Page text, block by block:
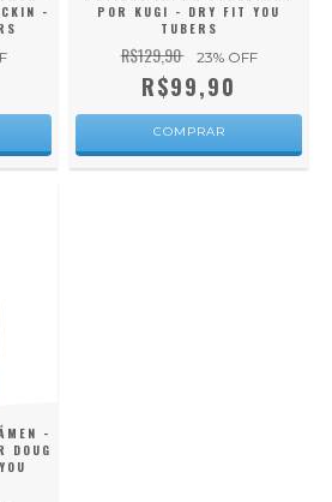
-
POR KUGI - DRY FIT YOU
TUBERS
R$129,90 23% OFF
R$99,90
COMPRAR
-
DOUG